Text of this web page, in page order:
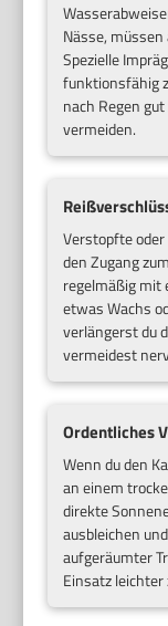
Nässe,
Spezielle
funktionsfähig
nach Regen
vermeiden.
Verstopfte
den Zugang
regelmäßig mit
etwas Wachs
verlängerst du
vermeidest
Ordentliches
Wenn du den
an einem
direkte
ausbleichen
aufgeräumter
Einsatz leichter